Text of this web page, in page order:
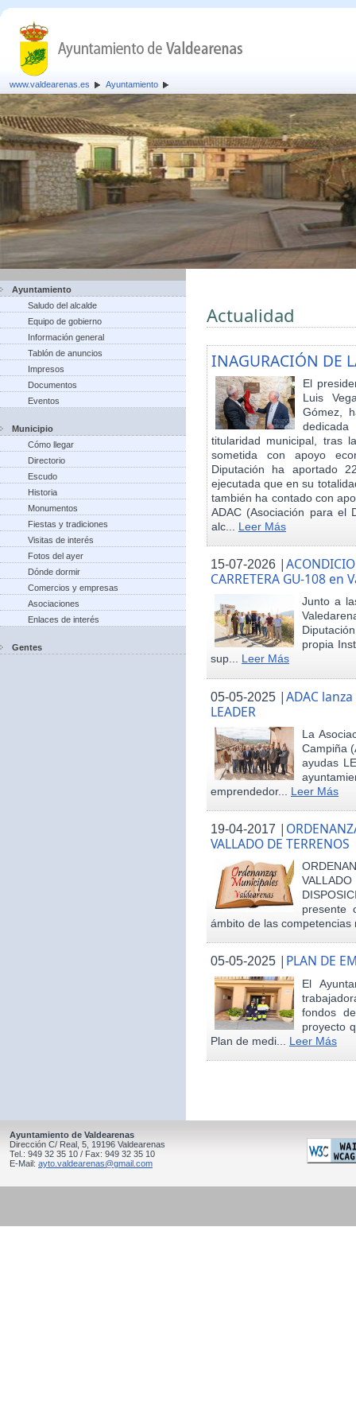
www.valdearenas.es Ayuntamiento
Ayuntamiento
Saludo del alcalde
Equipo de gobierno
Información general
Tablón de anuncios
Impresos
Documentos
Eventos
Municipio
Cómo llegar
Directorio
Escudo
Historia
Monumentos
Fiestas y tradiciones
Visitas de interés
Fotos del ayer
Dónde dormir
Comercios y empresas
Asociaciones
Enlaces de interés
Gentes
Actualidad
INAGURACIÓN DE
El
Luis
Gómez,
titularidad municipal, tras
sometida con apoyo
Diputación ha aportado
ejecutada que en su
también ha contado con
ADAC (Asociación para el
alc... Leer Más
15-07-2026 |
CARRETERA GU-108 en
Junto a
propia
sup... Leer Más
05-05-2025 |ADAC
LEADER
La
Campiña
ayudas
emprendedor... Leer Más
19-04-2017 |
VALLADO DE TERRENOS
presente
ámbito de las
05-05-2025 | PLAN DE
El
fondos
proyecto
Plan de medi... Leer Más
Ayuntamiento de Valdearenas
Dirección C/ Real, 5, 19196 Valdearenas
Tel.: 949 32 35 10 / Fax: 949 32 35 10
E-Mail: ayto.valdearenas@gmail.com